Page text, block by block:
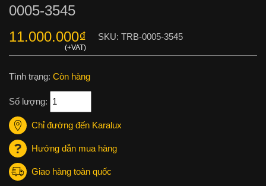
0005-3545
11.000.000₫ SKU: TRB-0005-3545
Tình trạng: Còn hàng
Số lượng:
Chỉ đường đến Karalux
Hướng dẫn mua hàng
Giao hàng toàn quốc